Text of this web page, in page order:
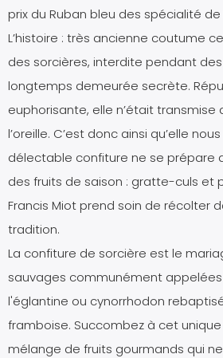
prix du Ruban bleu des spécialité de
L’histoire : très ancienne coutume
des sorcières, interdite pendant
longtemps demeurée secrète.
euphorisante, elle n’était transmise
l’oreille. C’est donc ainsi qu’elle
délectable confiture ne se prépare
des fruits de saison : gratte-culs et
Francis Miot prend soin de récolter
tradition.
La confiture de sorcière est le
sauvages communément appelées
l'églantine ou cynorrhodon
framboise. Succombez à cet
mélange de fruits gourmands qui